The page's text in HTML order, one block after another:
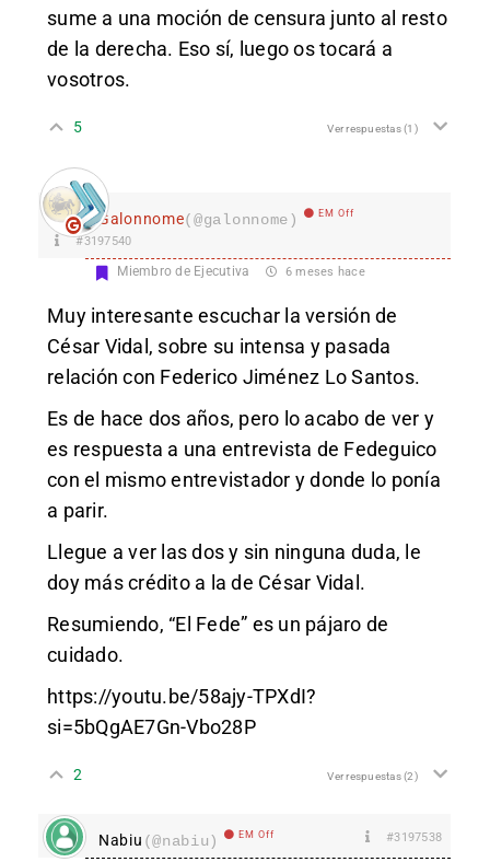
sume a una moción de censura junto al resto
de la derecha. Eso sí, luego os tocará a
vosotros.
5 Ver respuestas(1)
Galonnome(@galonnome) EM Off
#3197540
Miembro de Ejecutiva 6 meses hace
Muy interesante escuchar la versión de
César Vidal, sobre su intensa y pasada
relación con Federico Jiménez Lo Santos.
Es de hace dos años, pero lo acabo de ver y
es respuesta a una entrevista de Fedeguico
con el mismo entrevistador y donde lo ponía
a parir.
Llegue a ver las dos y sin ninguna duda, le
doy más crédito a la de César Vidal.
Resumiendo, “El Fede” es un pájaro de
cuidado.
https://youtu.be/58ajy-TPXdI?
si=5bQgAE7Gn-Vbo28P
2 Ver respuestas(2)
Nabiu (@nabiu) EM Off #3197538